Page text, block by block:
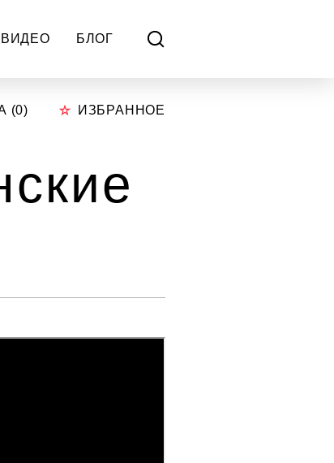
ВИДЕО БЛОГ
(0) ИЗБРАННОЕ